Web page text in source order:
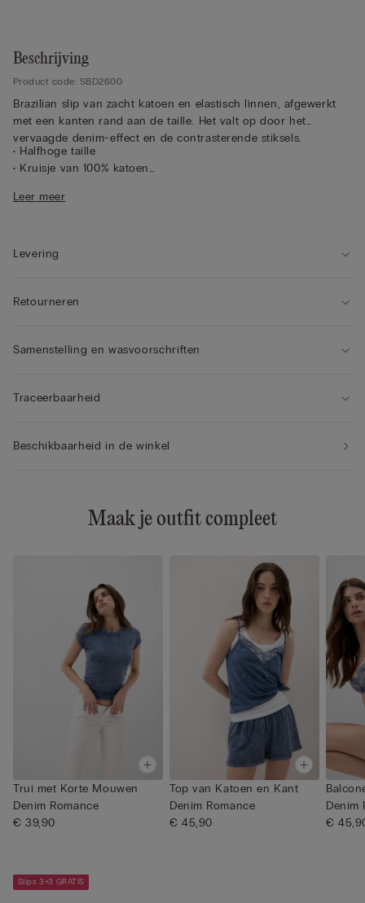
Beschrijving
Product code: SBD2600
Brazilian slip van zacht katoen en elastisch linnen, afgewerkt
met een kanten rand aan de taille. Het valt op door het
vervaagde denim-effect en de contrasterende stiksels.
• Halfhoge taille
• Kruisje van 100% katoen
• Het model is 175 cm lang en draagt maat 2 / S
Leer meer
Levering
Retourneren
Samenstelling en wasvoorschriften
Traceerbaarheid
Beschikbaarheid in de winkel
Maak je outfit compleet
Trui met Korte Mouwen
Denim Romance
€ 39,90
Top van Katoen en Kant
Denim Romance
€ 45,90
Denim
€
Slips 3+3 GRATIS